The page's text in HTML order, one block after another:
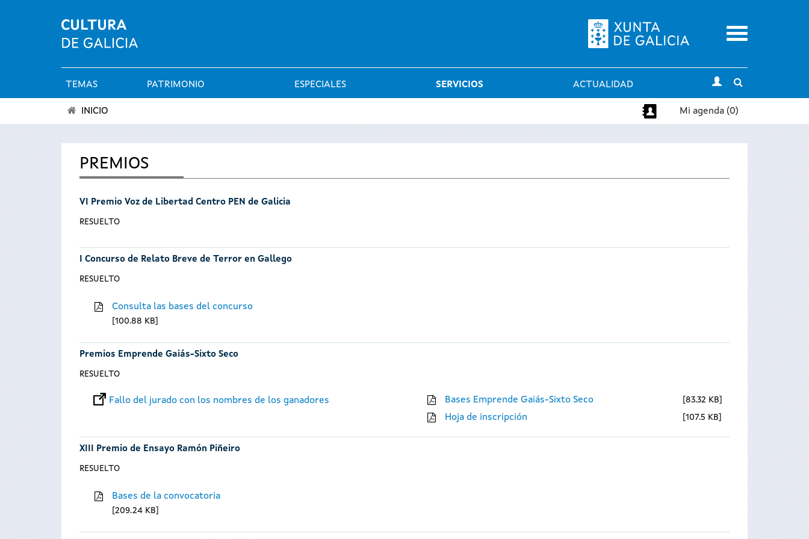
Menu
Menú
principal
TEMAS PATRIMONIO ESPECIALES SERVICIOS ACTUALIDAD
search
encuentra
aquí
INICIO Mi agenda (0)
PREMIOS
VI Premio Voz de Libertad Centro PEN de Galicia
RESUELTO
I Concurso de Relato Breve de Terror en Gallego
RESUELTO
Consulta las bases del concurso
100.88 KB
Premios Emprende Gaiás-Sixto Seco
RESUELTO
Fallo del jurado con los nombres de los ganadores Bases Emprende Gaiás-Sixto Seco 83.32 KB
Hoja de inscripción 107.5 KB
XIII Premio de Ensayo Ramón Piñeiro
RESUELTO
Bases de la convocatoria
209.24 KB